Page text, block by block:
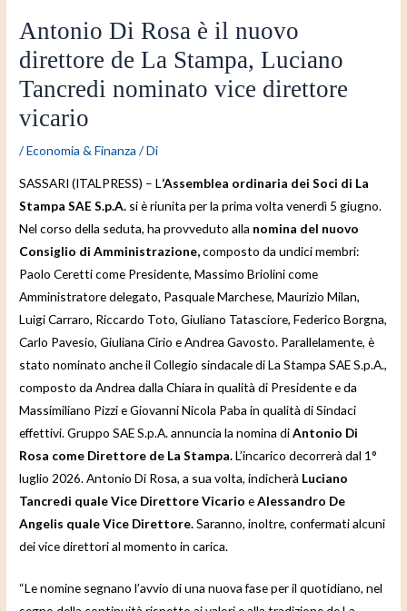
Antonio Di Rosa è il nuovo
direttore de La Stampa, Luciano
Tancredi nominato vice direttore
vicario
/Economia & Finanza / Di
SASSARI (ITALPRESS) – L‘Assemblea ordinaria dei Soci di La
Stampa SAE S.p.A. si è riunita per la prima volta venerdì 5 giugno.
Nel corso della seduta, ha provveduto alla nomina del nuovo
Consiglio di Amministrazione,composto da undici membri:
Paolo Ceretti come Presidente, Massimo Briolini come
Amministratore delegato, Pasquale Marchese, Maurizio Milan,
Luigi Carraro, Riccardo Toto, Giuliano Tatasciore, Federico Borgna,
Carlo Pavesio, Giuliana Cirio e Andrea Gavosto. Parallelamente, è
stato nominato anche il Collegio sindacale di La Stampa SAE S.p.A.,
composto da Andrea dalla Chiara in qualità di Presidente e da
Massimiliano Pizzi e Giovanni Nicola Paba in qualità di Sindaci
effettivi. Gruppo SAE S.p.A. annuncia la nomina diAntonio Di
Rosa come Direttore de La Stampa.L’incarico decorrerà dal 1°
luglio 2026. Antonio Di Rosa, a sua volta, indicherà Luciano
Tancredi quale Vice Direttore Vicario eAlessandro De
Angelis quale Vice Direttore.Saranno, inoltre, confermati alcuni
dei vice direttori al momento in carica.
“Le nomine segnano l’avvio di una nuova fase per il quotidiano, nel